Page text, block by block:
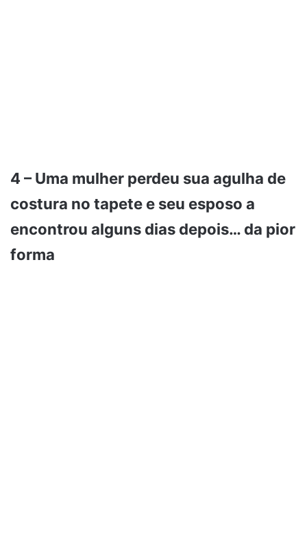
4 – Uma mulher perdeu sua agulha de
costura no tapete e seu esposo a
encontrou alguns dias depois… da pior
forma